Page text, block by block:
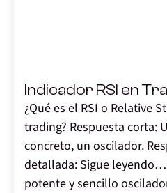
Indicador RSI en
¿Qué es el RSI o Relative
trading? Respuesta corta:
concreto, un oscilador.
detallada: Sigue
potente y sencillo